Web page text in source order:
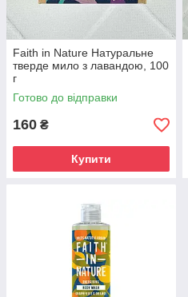
Faith in Nature Натуральне
тверде мило з лавандою, 100
г
Готово до відправки
160 ₴
Купити